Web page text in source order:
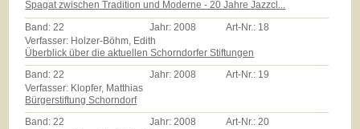
Spagat zwischen Tradition und Moderne - 20 Jahre Jazzcl...
Band: 22 Jahr: 2008 Art-Nr.: 18
Verfasser: Holzer-Böhm, Edith
Überblick über die aktuellen Schorndorfer Stiftungen
Band:22 Jahr:2008 Art-Nr.: 19
Verfasser: Klopfer, Matthias
Bürgerstiftung Schorndorf
Band:22 Jahr:2008 Art-Nr.:20